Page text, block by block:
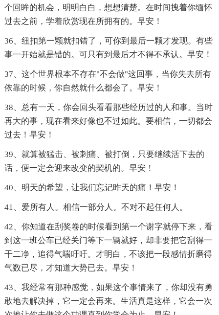
个回眸的机会，明明白白，想想清楚。在时间拽着你缅怀
过去之前，学着欣赏现在所拥有的。早安！
36、纽扣第一颗就扣错了，可你到最后一颗才发现。有些
事一开始就是错的。可只有到最后才不得不承认。早安！
37、这个世界根本不存在"不会做"这回事，当你失去所有
依靠的时候，你自然就什么都会了。早安！
38、总有一天，你会回头看看那些经历过的人和事。当时
再大的事，现在看来好像也不过如此。要相信，一切都会
过去！早安！
39、就算被猛击、被刺痛、被打倒，只要继续活下去的
话，便一定会迎来改变的契机的。早安！
40、明天的希望，让我们忘记昨天的痛！早安！
41、爱所有人。相信一部分人。不对不起任何人。
42、你知道在刮奖卷的时候看到第一个谢字就停下来，看
到这一班公车已经关门等下一辆就好，却非要把它刮得一
干二净，追得气喘吁吁。才明白，不该把一段感情折磨得
气数已尽，才知道大势已去。早安！
43、我经常有那种感觉，如果这个事情来了，你却没有勇
敢地去解决掉，它一定会再来。生活真是这样，它会一次